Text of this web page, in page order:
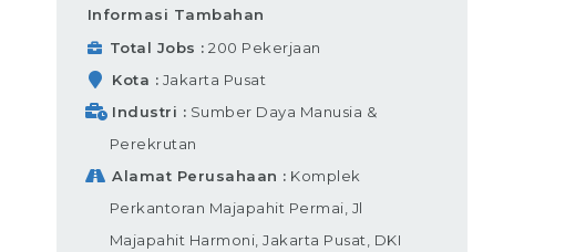
Informasi Tambahan
Total Jobs
200 Pekerjaan
Kota
Jakarta Pusat
Industri
Sumber Daya Manusia &
Perekrutan
Alamat Perusahaan
Komplek
Perkantoran Majapahit Permai, Jl
Majapahit Harmoni, Jakarta Pusat, DKI